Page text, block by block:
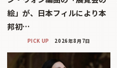
絵」が、日本フィルにより本
邦初…
PICK UP 2026年8月7日